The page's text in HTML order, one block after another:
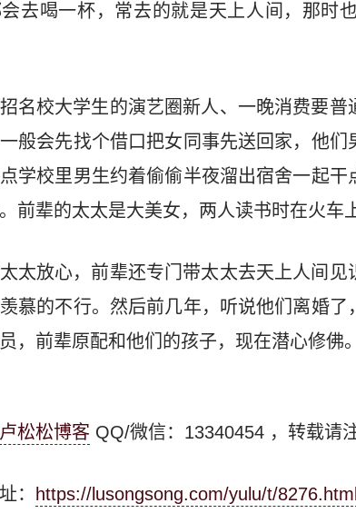
去喝一杯，常去的就是天上人间，那时
名校大学生的演艺圈新人、一晚消费要
般会先找个借口把女同事先送回家，他
学校里男生约着偷偷半夜溜出宿舍一起
前辈的太太是大美女，两人读书时在火车
太放心，前辈还专门带太太去天上人间
慕的不行。然后前几年，听说他们离婚
，前辈原配和他们的孩子，现在潜心修佛。
卢松松博客 QQ/微信：13340454 ，转载请
： https://lusongsong.com/yulu/t/8276.html